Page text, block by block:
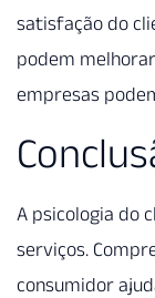
satisfação do
podem
empresas
A psicologia do
serviços.
consumidor